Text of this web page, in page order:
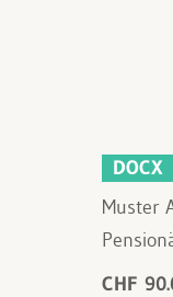
DOCX
Muster
CHF